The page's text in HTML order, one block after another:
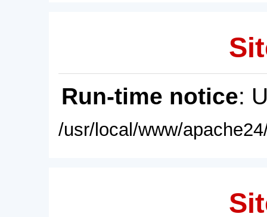
Run-time notice:
/usr/local/www/